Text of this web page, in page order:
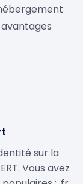
sur la
Vous avez